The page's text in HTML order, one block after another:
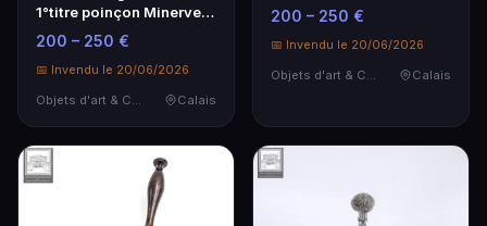
1°titre poinçon Minerve
poids: 75g .
200 – 250 €
📅 Invendu le 20/06/2026
Objets d'art & Curiosités
Calais
poinçon Minerve 1°…
200 – 250 €
📅 Invendu le 20/06/2026
Objets d'art & Curiosités
Calais